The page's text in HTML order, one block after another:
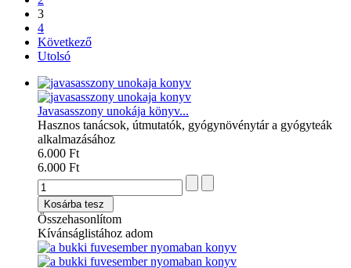
3
4
Következő
Utolsó
Javasasszony unokája könyv...
Hasznos tanácsok, útmutatók, gyógynövénytár a gyógyteák
alkalmazásához
6.000 Ft
6.000 Ft
Kosárba tesz
Összehasonlítom
Kívánságlistához adom